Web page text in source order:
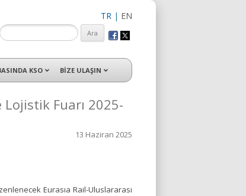
TR | EN
ile hizmet vermektedir.
KSO BİZE ULAŞIN
Lojistik Fuarı 2025-
13 Haziran 2025
Eurasıa Rail-Uluslararası